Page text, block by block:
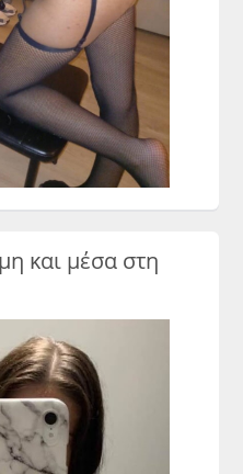
και μέσα στη